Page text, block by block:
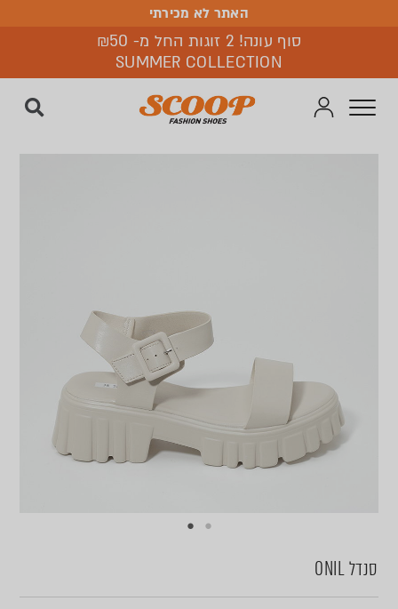
האתר לא מכירתי
האתר לא מכירתי
סוף עונה! 2 זוגות החל מ- ₪50
SUMMER COLLECTION
סנדל ONIL